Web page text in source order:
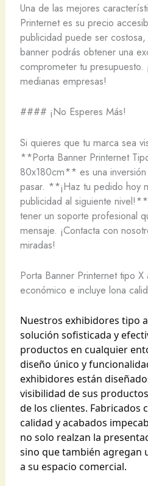
Una de las mejores
Printernet es su precio
publicidad puede ser
banner podrás obtener una
comprometer tu presupuesto.
medianas empresas!
#### ¡No Esperes Más!
Si quieres que tu marca sea
**Porta Banner Printernet
80x180cm** es una
pasar. **¡Haz tu pedido hoy
publicidad al siguiente
tener un soporte profesional
mensaje. ¡Contacta con
miradas!
Porta Banner Printernet tipo
económico e incluye lona
Nuestros exhibidores tipo
solución sofisticada y
productos en cualquier
diseño único y
exhibidores están
visibilidad de sus
de los clientes. Fabricados
calidad y acabados
no solo realzan la
sino que también agregan
a su espacio comercial.